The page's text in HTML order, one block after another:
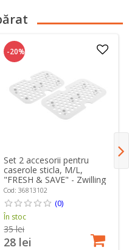
-20%
Set 2 accesorii pentru
caserole sticla, M/L,
"FRESH & SAVE" - Zwilling
Cod: 36813102
(0)
În stoc
35 lei
28 lei